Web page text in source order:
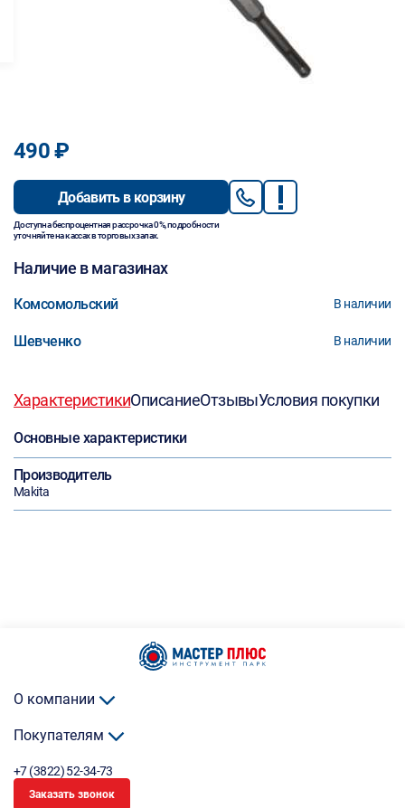
490 ₽
Добавить в корзину
Доступна беспроцентная рассрочка 0%, подробности
уточняйте на кассах в торговых залах.
Наличие в магазинах
Комсомольский В наличии
Шевченко В наличии
ХарактеристикиОписаниеОтзывыУсловия покупки
Основные характеристики
Производитель
Makita
О компании
Покупателям
+7 (3822) 52-34-73
Заказать звонок